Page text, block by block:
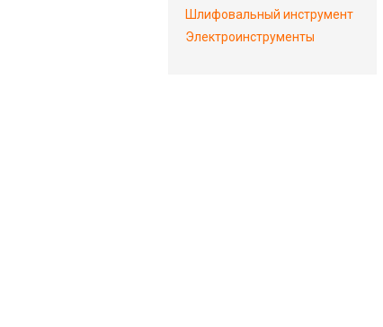
Шлифовальный инструмент
Электроинструменты